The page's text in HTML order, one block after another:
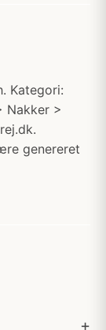
Kategori:
Nakker >
genereret